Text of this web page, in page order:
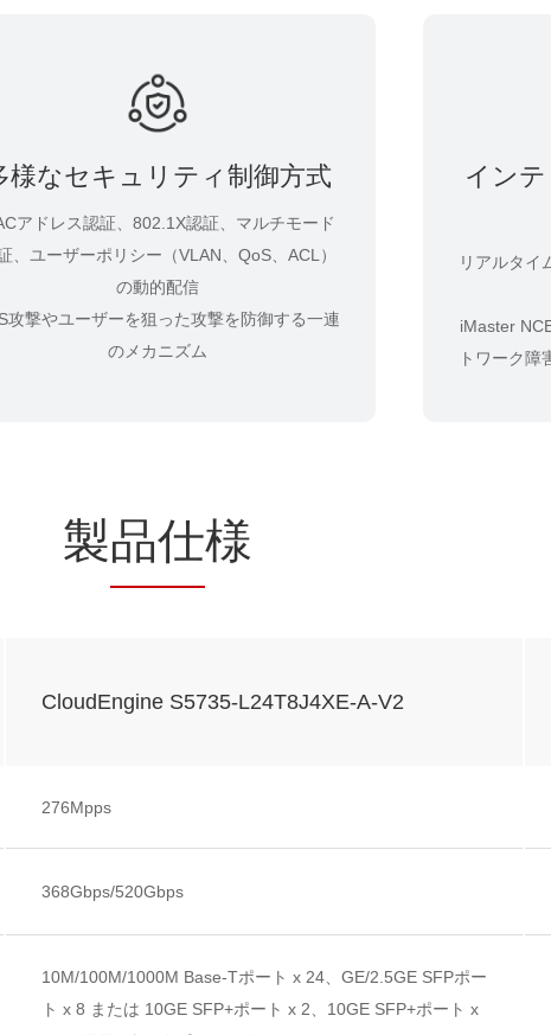
様なセキュリティ制御方式
アドレス認証、802.1X認証、マルチモード
、ユーザーポリシー（VLAN、QoS、ACL）
の動的配信
攻撃やユーザーを狙った攻撃を防御する一連
のメカニズム
イン
リアルタイ
iMaster
トワーク障
製品仕様
CloudEngine S5735-L24T8J4XE-A-V2
276Mpps
368Gbps/520Gbps
10M/100M/1000M Base-Tポート x 24、GE/2.5GE SFPポー
ト x 8 または 10GE SFP+ポート x 2、10GE SFP+ポート x